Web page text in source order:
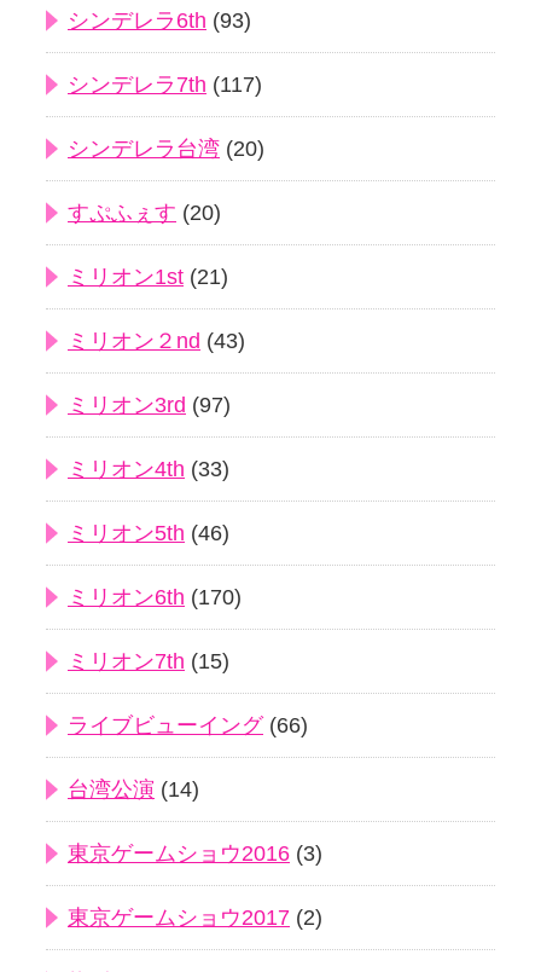
シンデレラ6th (93)
シンデレラ7th (117)
シンデレラ台湾 (20)
すぷふぇす (20)
ミリオン1st (21)
ミリオン２nd (43)
ミリオン3rd (97)
ミリオン4th (33)
ミリオン5th (46)
ミリオン6th (170)
ミリオン7th (15)
ライブビューイング(66)
台湾公演 (14)
東京ゲームショウ2016 (3)
東京ゲームショウ2017 (2)